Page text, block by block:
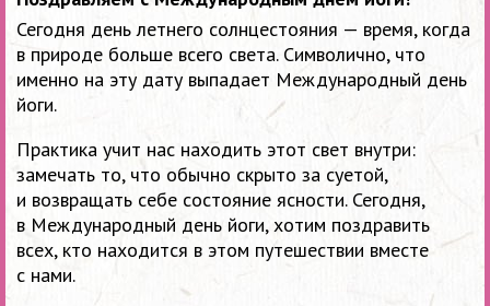
Сегодня день летнего солнцестояния — время, когда
в природе больше всего света. Символично, что
именно на эту дату выпадает Международный день
йоги.
Практика учит нас находить этот свет внутри:
замечать то, что обычно скрыто за суетой,
и возвращать себе состояние ясности. Сегодня,
в Международный день йоги, хотим поздравить
всех, кто находится в этом путешествии вместе
с нами.